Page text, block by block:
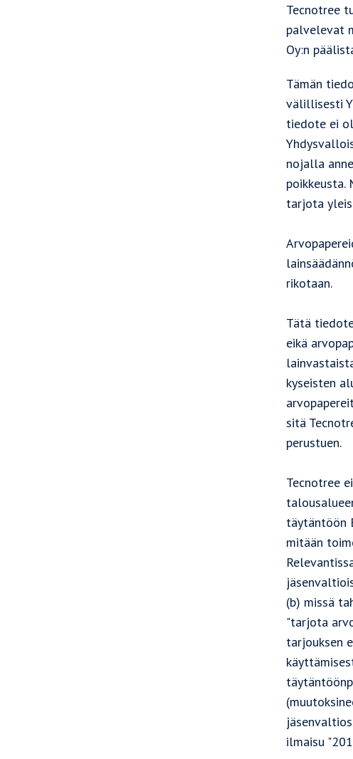
Tecnotree
palvelevat
Oy:n
Tämän
välillisesti
tiedote ei
nojalla
poikkeusta.
tarjota
rikotaan.
Tätä
eikä
kyseisten
sitä
perustuen.
Tecnotree
täytäntöön
mitään
(b) missä
"tarjota
tarjouksen
ilmaisu